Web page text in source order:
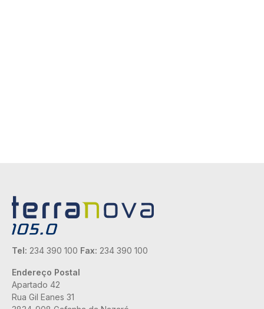
Tel: 234 390 100 Fax: 234 390 100
Endereço Postal
Apartado 42
Rua Gil Eanes 31